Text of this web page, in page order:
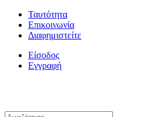
Ταυτότητα
Επικοινωνία
Διαφημιστείτε
Είσοδος
Εγγραφή